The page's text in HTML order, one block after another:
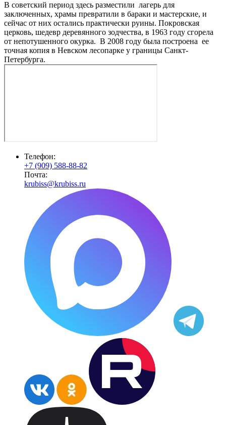
В советский период здесь разместили лагерь для
заключенных, храмы превратили в бараки и мастерские, и
сейчас от них остались практически руины. Покровская
церковь, шедевр деревянного зодчества, в 1963 году сгорела
от непотушенного окурка. В 2008 году была построена ее
точная копия в Невском лесопарке у границы Санкт-
Петербурга.
Телефон:
+7 (909) 588-88-82
Почта:
krubiss@krubiss.ru